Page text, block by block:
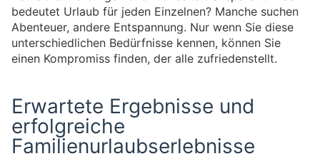
bedeutet Urlaub für jeden Einzelnen? Manche suchen
Abenteuer, andere Entspannung. Nur wenn Sie diese
unterschiedlichen Bedürfnisse kennen, können Sie
einen Kompromiss finden, der alle zufriedenstellt.
Erwartete Ergebnisse und
erfolgreiche
Familienurlaubserlebnisse